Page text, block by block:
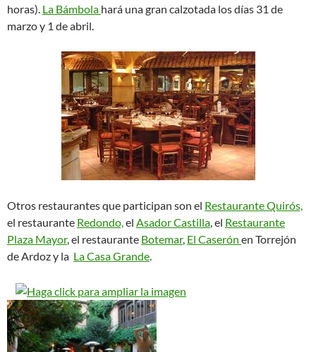
horas). La Bámbola hará una gran calzotada los días 31 de
marzo y 1 de abril.
Otros restaurantes que participan son el Restaurante Quirós,
el restaurante Redondo,el Asador Castilla, el Restaurante
Plaza Mayor, el restaurante Botemar, El Caserón en Torrejón
de Ardoz y la La Casa Grande.